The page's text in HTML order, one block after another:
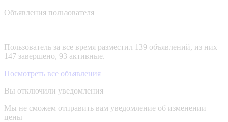
Объявления пользователя
Пользователь за все время разместил 139 объявлений, из них
147 завершено, 93 активные.
Посмотреть все объявления
Вы отключили уведомления
Мы не сможем отправить вам уведомление об изменении
цены